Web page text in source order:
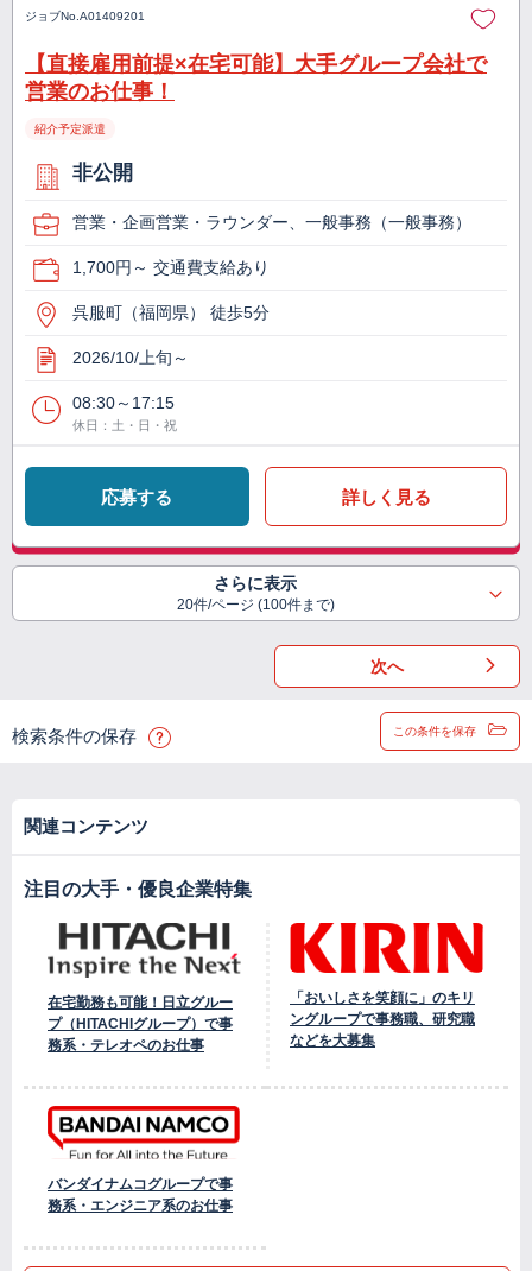
ジョブNo. A01409201
【直接雇用前提×在宅可能】大手グループ会社で
営業のお仕事！
紹介予定派遣
非公開
営業・企画営業・ラウンダー、一般事務（一般事務）
1,700円～ 交通費支給あり
呉服町（福岡県） 徒歩5分
2026/10/上旬～
08:30～17:15
休日：土・日・祝
応募する 詳しく見る
さらに表示
20件/ページ (100件まで)
次へ
検索条件の保存 この条件を保存
関連コンテンツ
注目の大手・優良企業特集
在宅勤務も可能！日立グルー
プ（HITACHIグループ）で事
務系・テレオペのお仕事
「おいしさを笑顔に」のキリ
ングループで事務職、研究職
などを大募集
バンダイナムコグループで事
務系・エンジニア系のお仕事